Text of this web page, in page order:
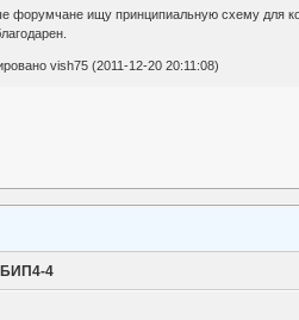
форумчане ищу принципиальную схему для
vish75 (2011-12-20 20:11:08)
БИП4-4